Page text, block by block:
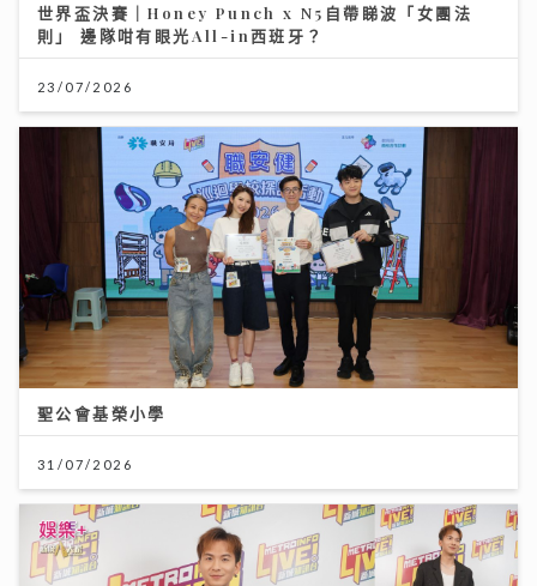
世界盃決賽｜Honey Punch x N5自帶睇波「女團法
則」 邊隊咁有眼光All-in西班牙？
23/07/2026
聖公會基榮小學
31/07/2026